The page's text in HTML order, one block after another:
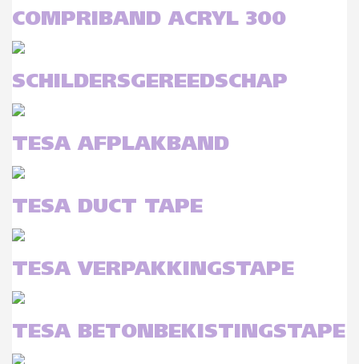
COMPRIBAND ACRYL 300
SCHILDERSGEREEDSCHAP
TESA AFPLAKBAND
TESA DUCT TAPE
TESA VERPAKKINGSTAPE
TESA BETONBEKISTINGSTAPE